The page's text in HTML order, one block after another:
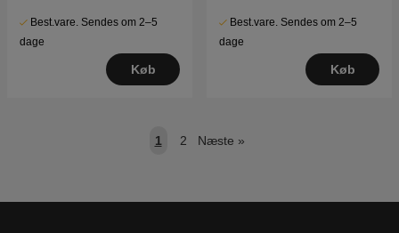
Best.vare. Sendes om 2–5
dage
Køb
Best.vare. Sendes om 2–5
dage
Køb
1 2 Næste »